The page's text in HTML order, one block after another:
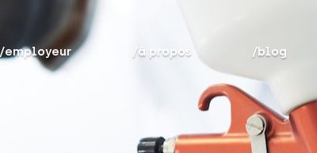
/employeur /à propos /blog